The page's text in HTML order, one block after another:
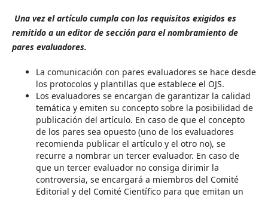
Una vez el artículo cumpla con los requisitos exigidos es
remitido a un editor de sección para el nombramiento de
pares evaluadores.
La comunicación con pares evaluadores se hace desde
los protocolos y plantillas que establece el OJS.
Los evaluadores se encargan de garantizar la calidad
temática y emiten su concepto sobre la posibilidad de
publicación del artículo. En caso de que el concepto
de los pares sea opuesto (uno de los evaluadores
recomienda publicar el artículo y el otro no), se
recurre a nombrar un tercer evaluador. En caso de
que un tercer evaluador no consiga dirimir la
controversia, se encargará a miembros del Comité
Editorial y del Comité Científico para que emitan un